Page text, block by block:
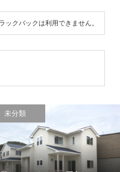
ックバックは利用できません。
未分類